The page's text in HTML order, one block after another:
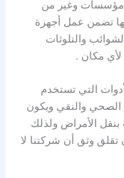
مؤسسات وغير من
تضمن عمل أجهزة
والتلوثات
لأي مكان .
التي تستخدم
الصحي والنقي ويكون
الأمراض ولذلك
تقلق وثق أن شركتنا لا